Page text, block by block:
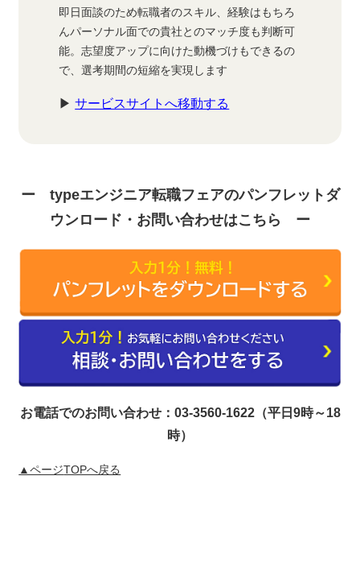
即日面談のため転職者のスキル、経験はもちろ
んパーソナル面での貴社とのマッチ度も判断可
能。志望度アップに向けた動機づけもできるの
で、選考期間の短縮を実現します
▶サービスサイトへ移動する
ー typeエンジニア転職フェアのパンフレットダ
ウンロード・お問い合わせはこちら ー
お電話でのお問い合わせ：03-3560-1622（平日9時～18
時）
▲ページTOPへ戻る